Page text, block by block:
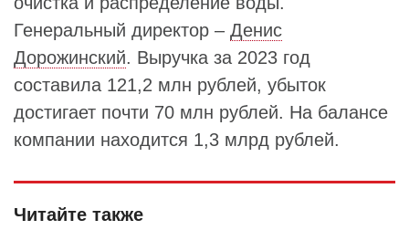
Генеральный директор – Денис
Дорожинский. Выручка за 2023 год
составила 121,2 млн рублей, убыток
достигает почти 70 млн рублей. На балансе
компании находится 1,3 млрд рублей.
Читайте также